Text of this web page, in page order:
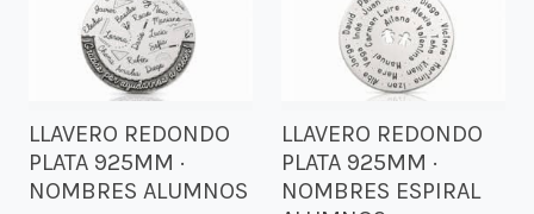
LLAVERO REDONDO
PLATA 925MM ·
NOMBRES ALUMNOS
LLAVERO REDONDO
PLATA 925MM ·
NOMBRES ESPIRAL